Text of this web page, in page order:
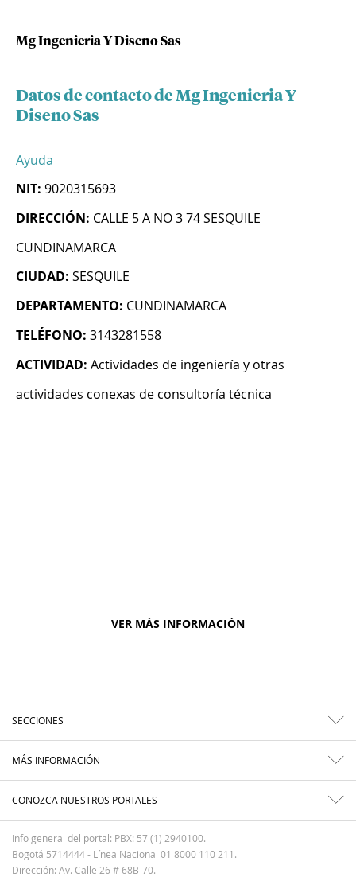
Mg Ingenieria Y Diseno Sas
Datos de contacto de Mg Ingenieria Y
Diseno Sas
Ayuda
NIT: 9020315693
DIRECCIÓN: CALLE 5 A NO 3 74 SESQUILE
CUNDINAMARCA
CIUDAD: SESQUILE
DEPARTAMENTO: CUNDINAMARCA
TELÉFONO: 3143281558
ACTIVIDAD: Actividades de ingeniería y otras
actividades conexas de consultoría técnica
VER MÁS INFORMACIÓN
SECCIONES
MÁS INFORMACIÓN
CONOZCA NUESTROS PORTALES
Info general del portal: PBX: 57 (1) 2940100.
Bogotá 5714444 - Línea Nacional 01 8000 110 211.
Dirección: Av. Calle 26 # 68B-70.